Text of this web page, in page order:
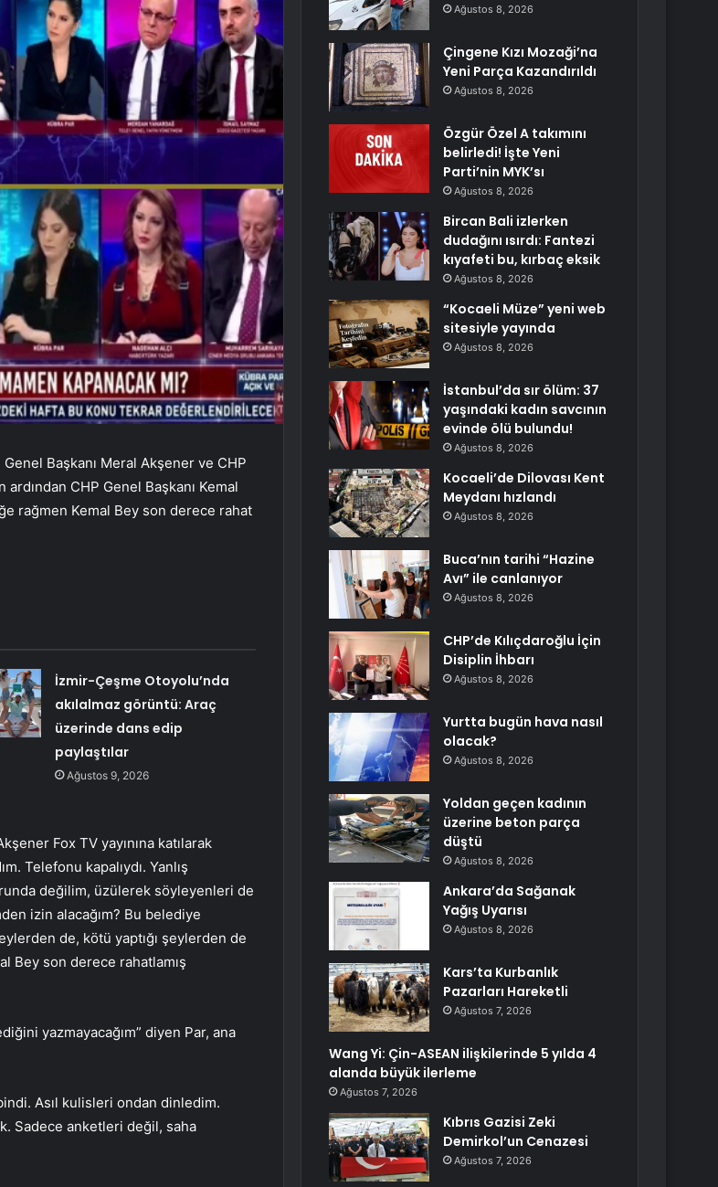
Başkanı Meral Akşener ve CHP
CHP Genel Başkanı Kemal
rağmen Kemal Bey son derece rahat
İzmir-Çeşme Otoyolu’nda
akılalmaz görüntü: Araç
üzerinde dans edip
paylaştılar
Ağustos 9, 2026
Fox TV yayınına katılarak
Telefonu kapalıydı. Yanlış
değilim, üzülerek söyleyenleri de
izin alacağım? Bu belediye
de, kötü yaptığı şeylerden de
Bey son derece rahatlamış
yazmayacağım” diyen Par, ana
Asıl kulisleri ondan dinledim.
Sadece anketleri değil, saha
Ağustos 8, 2026
Çingene Kızı Mozaği’na
Yeni Parça Kazandırıldı
Ağustos 8, 2026
Özgür Özel A takımını
belirledi! İşte Yeni
Parti’nin MYK’sı
Ağustos 8, 2026
Bircan Bali izlerken
dudağını ısırdı: Fantezi
kıyafeti bu, kırbaç eksik
Ağustos 8, 2026
“Kocaeli Müze” yeni web
sitesiyle yayında
Ağustos 8, 2026
İstanbul’da sır ölüm: 37
yaşındaki kadın savcının
evinde ölü bulundu!
Ağustos 8, 2026
Kocaeli’de Dilovası Kent
Meydanı hızlandı
Ağustos 8, 2026
Buca’nın tarihi “Hazine
Avı” ile canlanıyor
Ağustos 8, 2026
CHP’de Kılıçdaroğlu İçin
Disiplin İhbarı
Ağustos 8, 2026
Yurtta bugün hava nasıl
olacak?
Ağustos 8, 2026
Yoldan geçen kadının
üzerine beton parça
düştü
Ağustos 8, 2026
Ankara’da Sağanak
Yağış Uyarısı
Ağustos 8, 2026
Kars’ta Kurbanlık
Pazarları Hareketli
Ağustos 7, 2026
Wang Yi: Çin-ASEAN ilişkilerinde 5 yılda 4
alanda büyük ilerleme
Ağustos 7, 2026
Kıbrıs Gazisi Zeki
Demirkol’un Cenazesi
Ağustos 7, 2026